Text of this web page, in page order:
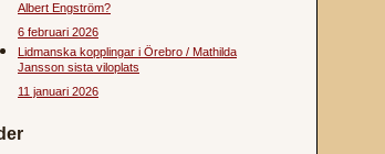
Albert Engström?
6 februari 2026
Lidmanska kopplingar i Örebro / Mathilda
Jansson sista viloplats
11 januari 2026